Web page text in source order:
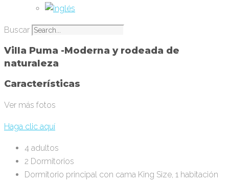
Buscar
Villa Puma -Moderna y rodeada de
naturaleza
Características
Ver más fotos
Haga clic aquí
4 adultos
2 Dormitorios
Dormitorio principal con cama King Size, 1 habitación